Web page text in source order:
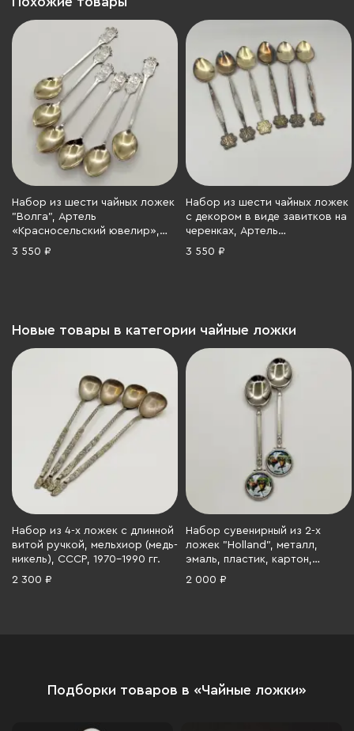
Набор из шести чайных ложек
"Волга", Артель
«Красносельский ювелир»,
мельхиор (медь-никель),
3 550 ₽
Набор из шести чайных ложек
с декором в виде завитков на
черенках, Артель
«Красносельский ювелир»,
3 550 ₽
Новые товары в категории чайные ложки
Набор из 4-х ложек с длинной
витой ручкой, мельхиор (медь-
никель), СССР, 1970-1990 гг.
2 300 ₽
Набор сувенирный из 2-х
ложек "Holland", металл,
эмаль, пластик, картон,
Нидерланды, 1990-2015 гг.
2 000 ₽
Подборки товаров в «Чайные ложки»